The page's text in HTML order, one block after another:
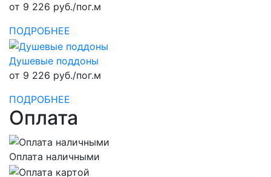
от 9 226 руб./пог.м
ПОДРОБНЕЕ
Душевые поддоны
от 9 226 руб./пог.м
ПОДРОБНЕЕ
Оплата
Оплата наличными